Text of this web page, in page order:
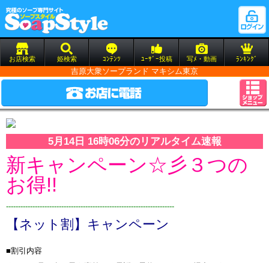
お店検索 姫検索 ｺﾝﾃﾝﾂ ﾕｰｻﾞｰ投稿 写ﾒ・動画 ﾗﾝｷﾝｸﾞ
吉原大衆ソープランド マキシム東京
5月14日 16時06分のリアルタイム速報
新キャンペーン☆彡３つの
お得!!
----------------------------------------------------------------------
【ネット割】キャンペーン
■割引内容